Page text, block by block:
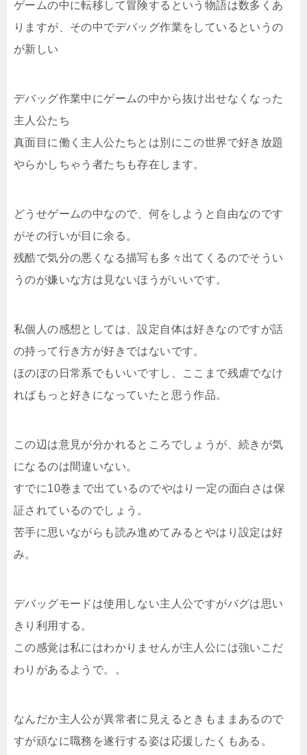
ゲームの中に転移して冒険するという物語は数多くあ
りますが、その中でデバッグ作業をしているというの
が新しい
デバッグ作業中にゲームの中から抜け出せなくなった
主人公たち
真面目に働く主人公たちとは別にこの世界で好き放題
やらかしちゃう者たちも存在します。
どうせゲームの中なので、何をしようと自由なのです
がその行いが目に余る。
残酷で気分の悪くなる描写も多々出てくるのでそうい
うのが嫌いな方は見ないほうがいいです。
私個人の感想としては、設定自体は好きなのですが話
の持って行き方が好きではないです。
ほのぼの日常系でもいいですし、ここまで残虐でなけ
ればもっと好きになっていたと思う作品。
この辺は意見が分かれるところでしょうが、続きが気
になるのは間違いない。
すでに10巻まで出ているのでやはり一定の面白さは保
証されているのでしょう。
苦手に思いながらも読み進めてみるとやはり設定は好
み。
デバッグモードは使用しない主人公ですがバグは思い
きり利用する。
この感覚は私にはわかりませんが主人公には強いこだ
わりがあるようで。。
なんだか主人公が異常者に見えるときもままあるので
すが頑なに職務を遂行する姿は応援したくもある。